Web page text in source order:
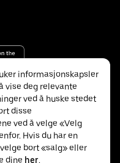
informasjonskapsler
vise deg relevante
ved å huske stedet
disse
ved å velge «Velg
Hvis du har en
bort «salg» eller
dine her.